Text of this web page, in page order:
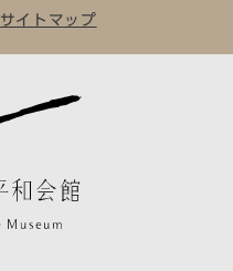
サイトマップ